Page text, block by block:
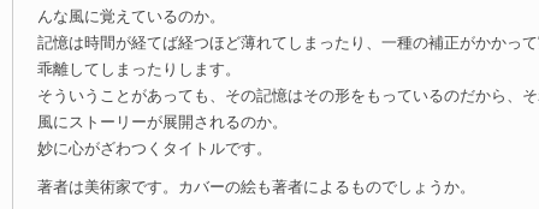
んな風に覚えているのか。
記憶は時間が経てば経つほど薄れてしまったり、一種の補正がかかっ
乖離してしまったりします。
そういうことがあっても、その記憶はその形をもっているのだから、
風にストーリーが展開されるのか。
妙に心がざわつくタイトルです。
著者は美術家です。カバーの絵も著者によるものでしょうか。